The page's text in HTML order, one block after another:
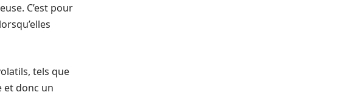
C’est pour
tels que
et donc un